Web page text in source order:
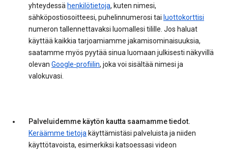
yhteydessä henkilötietoja, kuten nimesi,
sähköpostiosoitteesi, puhelinnumerosi tai luottokorttisi
numeron tallennettavaksi luomallesi tilille. Jos haluat
käyttää kaikkia tarjoamiamme jakamisominaisuuksia,
saatamme myös pyytää sinua luomaan julkisesti näkyvillä
olevan Google-profiilin, joka voi sisältää nimesi ja
valokuvasi.
Palveluidemme käytön kautta saamamme tiedot.
Keräämme tietoja käyttämistäsi palveluista ja niiden
käyttötavoista, esimerkiksi katsoessasi videon